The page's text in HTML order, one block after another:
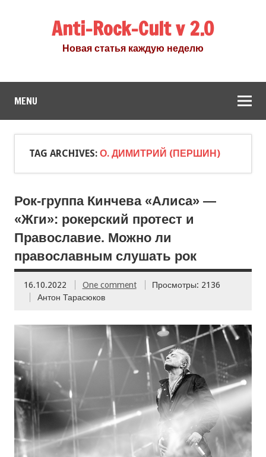
Anti-Rock-Cult v 2.0
Новая статья каждую неделю
MENU
TAG ARCHIVES: О. ДИМИТРИЙ (ПЕРШИН)
Рок-группа Кинчева «Алиса» —
«Жги»: рокерский протест и
Православие. Можно ли
православным слушать рок
16.10.2022 One comment
Просмотры: 2136
Антон Тарасюков